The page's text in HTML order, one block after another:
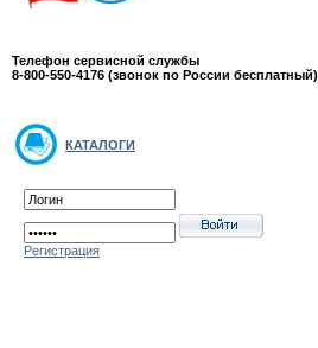
Телефон сервисной службы
8-800-550-4176 (звонок по России бесплатный)
КАТАЛОГИ
Регистрация